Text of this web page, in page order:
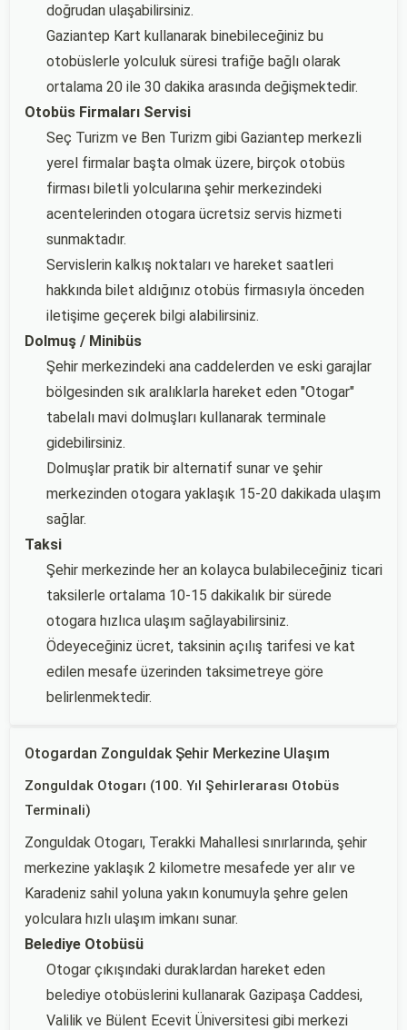
doğrudan ulaşabilirsiniz.
Gaziantep Kart kullanarak binebileceğiniz bu
otobüslerle yolculuk süresi trafiğe bağlı olarak
ortalama 20 ile 30 dakika arasında değişmektedir.
Otobüs Firmaları Servisi
Seç Turizm ve Ben Turizm gibi Gaziantep merkezli
yerel firmalar başta olmak üzere, birçok otobüs
firması biletli yolcularına şehir merkezindeki
acentelerinden otogara ücretsiz servis hizmeti
sunmaktadır.
Servislerin kalkış noktaları ve hareket saatleri
hakkında bilet aldığınız otobüs firmasıyla önceden
iletişime geçerek bilgi alabilirsiniz.
Dolmuş / Minibüs
Şehir merkezindeki ana caddelerden ve eski garajlar
bölgesinden sık aralıklarla hareket eden "Otogar"
tabelalı mavi dolmuşları kullanarak terminale
gidebilirsiniz.
Dolmuşlar pratik bir alternatif sunar ve şehir
merkezinden otogara yaklaşık 15-20 dakikada ulaşım
sağlar.
Taksi
Şehir merkezinde her an kolayca bulabileceğiniz ticari
taksilerle ortalama 10-15 dakikalık bir sürede
otogara hızlıca ulaşım sağlayabilirsiniz.
Ödeyeceğiniz ücret, taksinin açılış tarifesi ve kat
edilen mesafe üzerinden taksimetreye göre
belirlenmektedir.
Otogardan Zonguldak Şehir Merkezine Ulaşım
Zonguldak Otogarı (100. Yıl Şehirlerarası Otobüs
Terminali)
Zonguldak Otogarı, Terakki Mahallesi sınırlarında, şehir
merkezine yaklaşık 2 kilometre mesafede yer alır ve
Karadeniz sahil yoluna yakın konumuyla şehre gelen
yolculara hızlı ulaşım imkanı sunar.
Belediye Otobüsü
Otogar çıkışındaki duraklardan hareket eden
belediye otobüslerini kullanarak Gazipaşa Caddesi,
Valilik ve Bülent Ecevit Üniversitesi gibi merkezi